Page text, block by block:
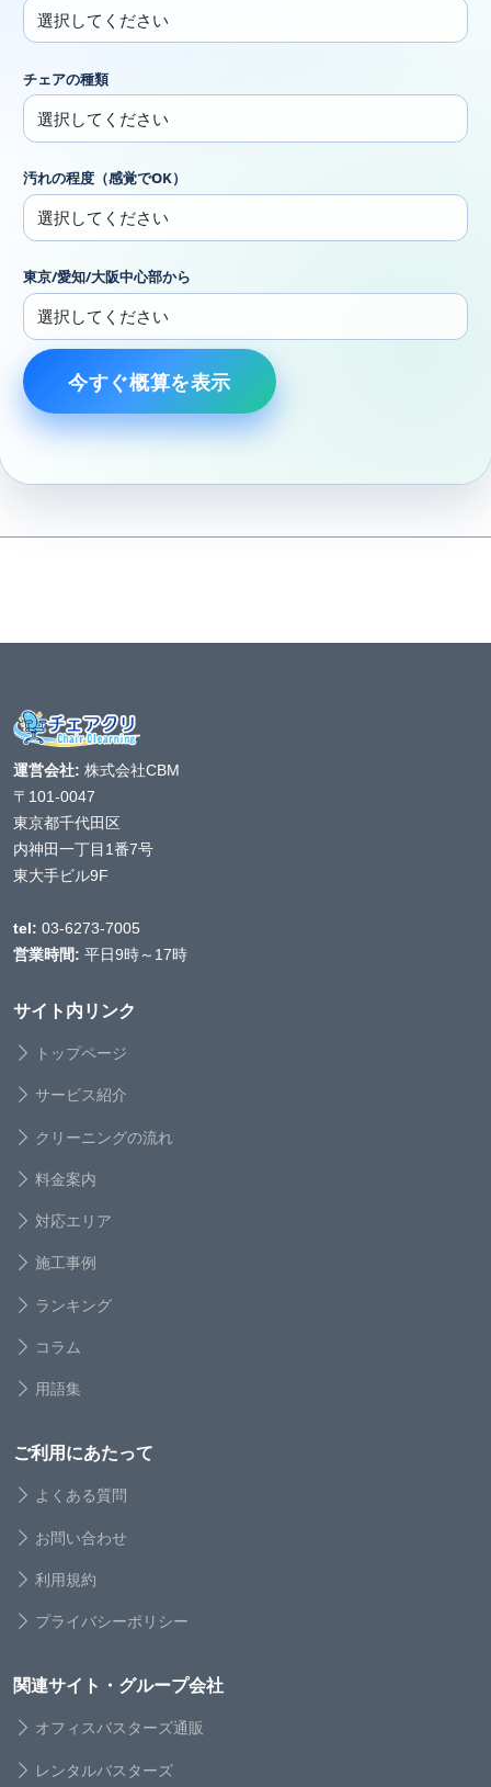
チェアの種類
汚れの程度（感覚でOK）
東京/愛知/大阪中心部から
今すぐ概算を表示
運営会社: 株式会社CBM
〒101-0047
東京都千代田区
内神田一丁目1番7号
東大手ビル9F
tel: 03-6273-7005
営業時間: 平日9時～17時
サイト内リンク
トップページ
サービス紹介
クリーニングの流れ
料金案内
対応エリア
施工事例
ランキング
コラム
用語集
ご利用にあたって
よくある質問
お問い合わせ
利用規約
プライバシーポリシー
関連サイト・グループ会社
オフィスバスターズ通販
レンタルバスターズ